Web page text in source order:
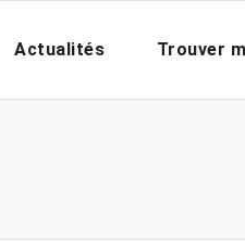
Actualités Trouver